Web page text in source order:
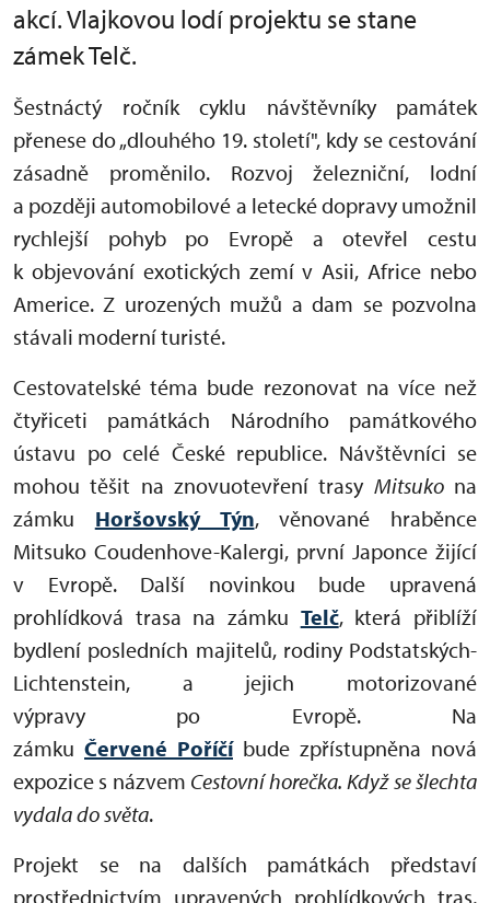
akcí. Vlajkovou lodí projektu se stane
zámek Telč.
Šestnáctý ročník cyklu návštěvníky památek
přenese do „dlouhého 19. století", kdy se cestování
zásadně proměnilo. Rozvoj železniční, lodní
a později automobilové a letecké dopravy umožnil
rychlejší pohyb po Evropě a otevřel cestu
k objevování exotických zemí v Asii, Africe nebo
Americe. Z urozených mužů a dam se pozvolna
stávali moderní turisté.
Cestovatelské téma bude rezonovat na více než
čtyřiceti památkách Národního památkového
ústavu po celé České republice. Návštěvníci se
mohou těšit na znovuotevření trasy Mitsukona
zámku Horšovský Týn, věnované hraběnce
Mitsuko Coudenhove-Kalergi, první Japonce žijící
v Evropě. Další novinkou bude upravená
prohlídková trasa na zámku Telč, která přiblíží
bydlení posledních majitelů, rodiny Podstatských-
Lichtenstein, a jejich motorizované
výpravy po Evropě. Na
zámku Červené Poříčíbude zpřístupněna nová
expozice s názvem Cestovní horečka. Když se šlechta
vydala do světa.
Projekt se na dalších památkách představí
prostřednictvím upravených prohlídkových tras,